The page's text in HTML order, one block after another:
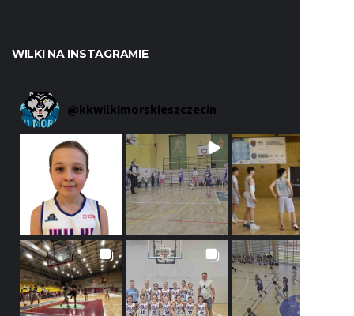
WILKI NA INSTAGRAMIE
@kkwilkimorskieszczecin